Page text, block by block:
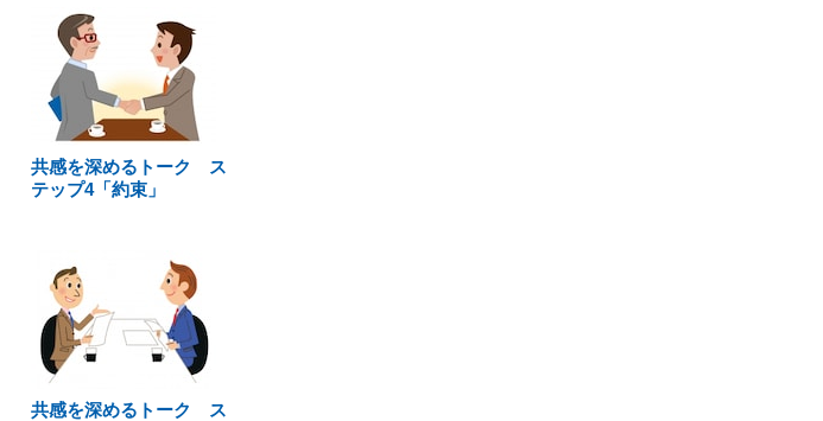
共感を深めるトーク ス
テップ4「約束」
共感を深めるトーク ス